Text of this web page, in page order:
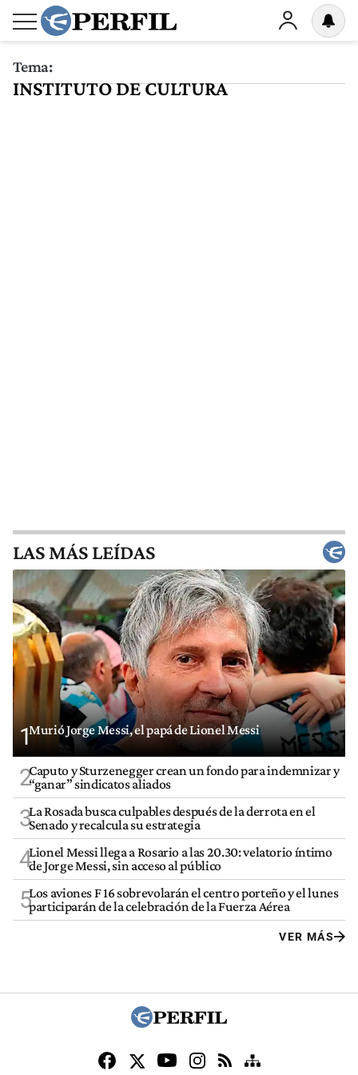
Tema:
INSTITUTO DE CULTURA
LAS MÁS LEÍDAS
1Murió Jorge Messi, el papá de Lionel Messi
2Caputo y Sturzenegger crean un fondo para indemnizar y
“ganar” sindicatos aliados
3La Rosada busca culpables después de la derrota en el
Senado y recalcula su estrategia
4Lionel Messi llega a Rosario a las 20.30: velatorio íntimo
de Jorge Messi, sin acceso al público
5Los aviones F 16 sobrevolarán el centro porteño y el lunes
participarán de la celebración de la Fuerza Aérea
VER MÁS